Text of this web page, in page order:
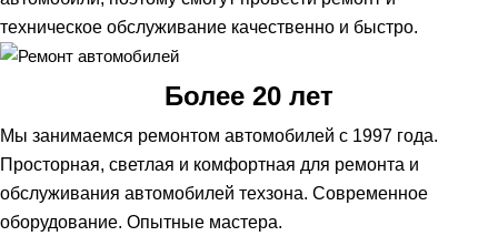
техническое обслуживание качественно и быстро.
Более 20 лет
Мы занимаемся ремонтом автомобилей с 1997 года.
Просторная, светлая и комфортная для ремонта и
обслуживания автомобилей техзона. Современное
оборудование. Опытные мастера.